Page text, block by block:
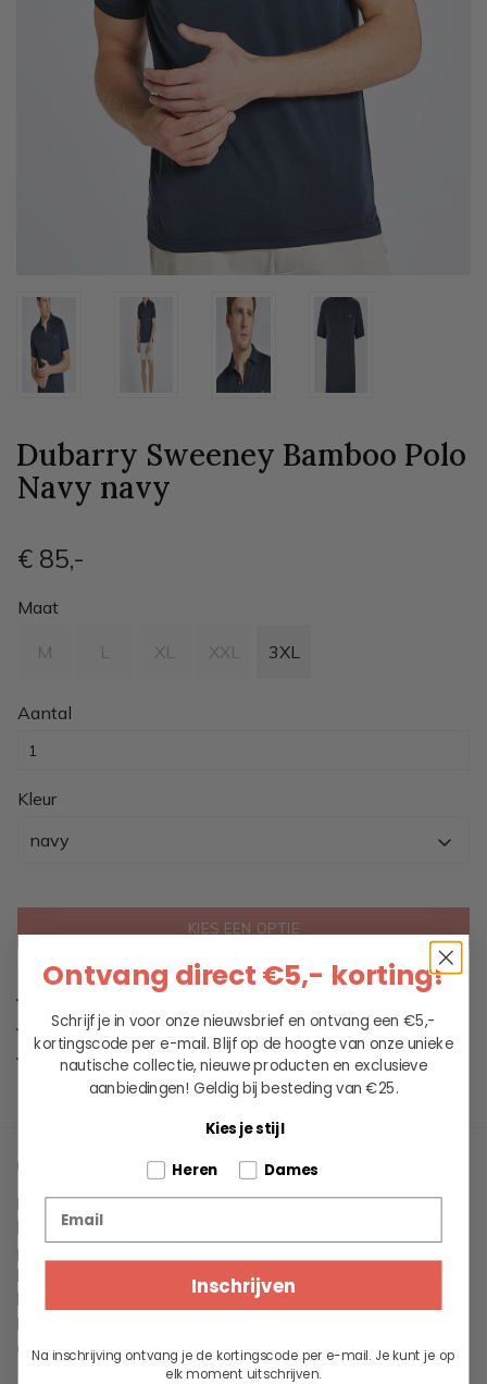
Dubarry Sweeney Bamboo Polo
Navy navy
€ 85,-
Maat
M L XL XXL 3XL
Aantal
Kleur
navy
KIES EEN OPTIE
Unieke collectie maritieme kleding
Al 60+ jaar passie voor maritieme levensstijl
Omschrijving
De Dubarry Sweeney-polo van duurzaam Bamboo met
korte mouwen geeft je een casual klassieke look en is een
perfecte aanvulling op je garderobe dit seizoen. Het shirt
houd je de hele dag comfortabel koel en is door de
kreukvrije eigenschappen ook nog eens heel praktisch.
Dankzij de lus op de knopenlijst heb je je zonnebril altijd bij
de hand.
Ontvang direct €5,- korting!
Schrijf je in voor onze nieuwsbrief en ontvang een €5,-
kortingscode per e-mail. Blijf op de hoogte van onze unieke
nautische collectie, nieuwe producten en exclusieve
aanbiedingen! Geldig bij besteding van €25.
Kies je stijl
Tell us about your pets
Heren Dames
Inschrijven
Na inschrijving ontvang je de kortingscode per e-mail. Je kunt je op
elk moment uitschrijven.